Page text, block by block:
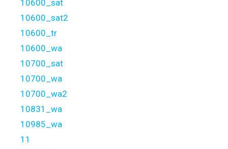
10600_sat
10600_sat2
10600_tr
10600_wa
10700_sat
10700_wa
10700_wa2
10831_wa
10985_wa
11